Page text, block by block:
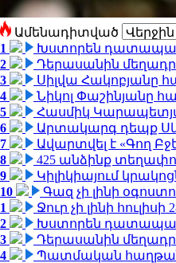
Ամենադիտված
1
Խստորեն
2
Դերասանին
3
Սիլվա Հակոբյանը
4
Նիկոլ Փաշինյանը
5
Հասմիկ
6
Արտակարգ դեպք
7
Ավարտվել է «Գող
8
425 անձինք
9
Կիլիկիայում
10
Գազ չի լինի
1
Ջուր չի լինի
2
Խստորեն
3
Դերասանին
4
Պատմական